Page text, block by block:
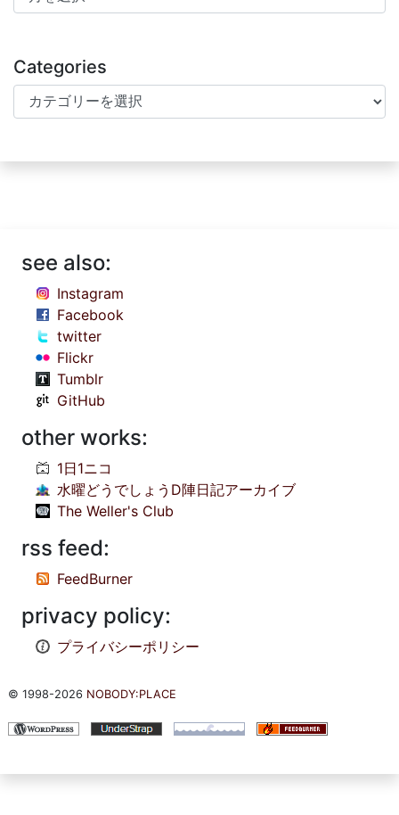
Categories
Categories
see also:
Instagram
Facebook
twitter
Flickr
Tumblr
GitHub
other works:
1日1ニコ
水曜どうでしょうD陣日記アーカイブ
The Weller's Club
rss feed:
FeedBurner
privacy policy:
プライバシーポリシー
© 1998-2026 NOBODY:PLACE